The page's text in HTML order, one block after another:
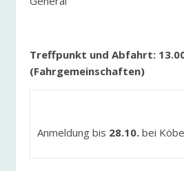
Treffpunkt und Abfahrt:
(Fahrgemeinschaften)
Anmeldung bis 28.10. bei